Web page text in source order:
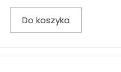
Do koszyka